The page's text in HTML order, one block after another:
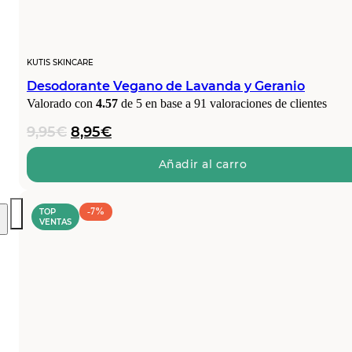
KUTIS SKINCARE
Desodorante Vegano de Lavanda y Geranio
Valorado con 4.57 de 5 en base a 91 valoraciones de clientes
9,95€ El
precio
era:
9,95€.
8,95€El
precio
es:
Añadir al carro
TOP
VENTAS
-7%